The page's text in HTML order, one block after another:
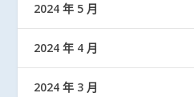
2024 年 5 月
2024 年 4 月
2024 年 3 月